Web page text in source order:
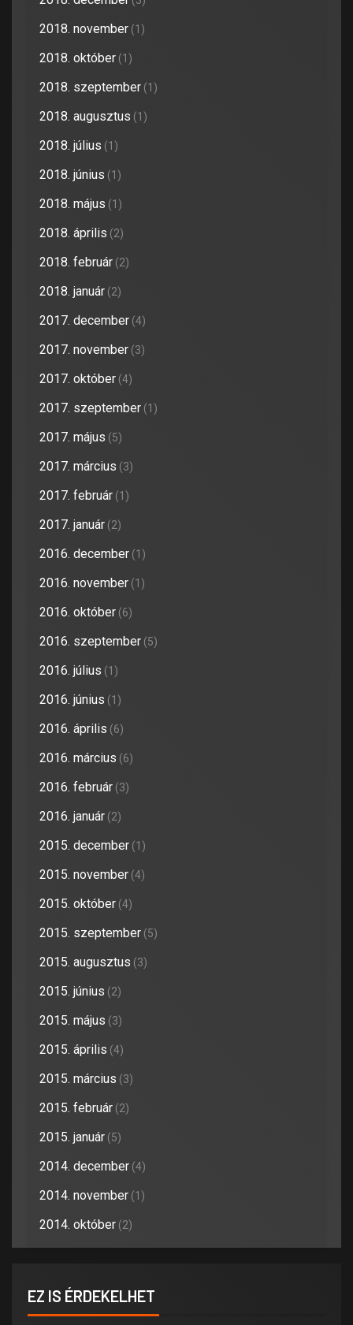
2018. november (1)
2018. október (1)
2018. szeptember (1)
2018. augusztus (1)
2018. július (1)
2018. június (1)
2018. május (1)
2018. április (2)
2018. február (2)
2018. január (2)
2017. december (4)
2017. november (3)
2017. október (4)
2017. szeptember (1)
2017. május (5)
2017. március (3)
2017. február (1)
2017. január (2)
2016. december (1)
2016. november (1)
2016. október (6)
2016. szeptember (5)
2016. július (1)
2016. június (1)
2016. április (6)
2016. március (6)
2016. február (3)
2016. január (2)
2015. december (1)
2015. november (4)
2015. október (4)
2015. szeptember (5)
2015. augusztus (3)
2015. június (2)
2015. május (3)
2015. április (4)
2015. március (3)
2015. február (2)
2015. január (5)
2014. december (4)
2014. november (1)
2014. október (2)
EZ IS ÉRDEKELHET